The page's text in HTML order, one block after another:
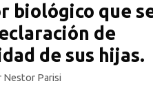
biológico que
de
de sus hijas.
Nestor Parisi